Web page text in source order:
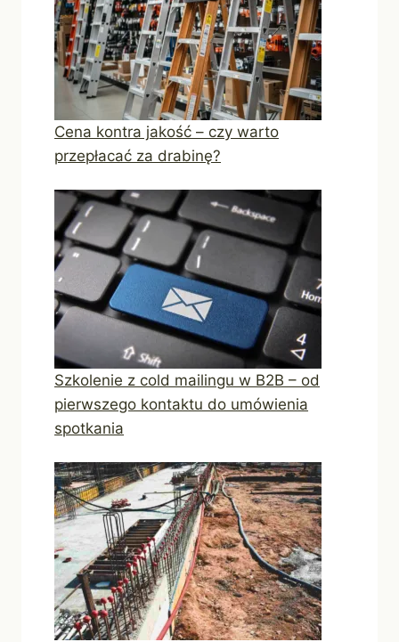
Cena kontra jakość – czy warto
przepłacać za drabinę?
Szkolenie z cold mailingu w B2B – od
pierwszego kontaktu do umówienia
spotkania